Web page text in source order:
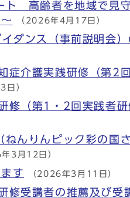
ト 高齢者を地域で見
（2026年4月17日）
ダンス（事前説明会）
症介護実践研修（第2
日）
修（第1・2回実践者研
んりんピック彩の国
3月12日）
す （2026年3月11日）
修受講者の推薦及び受